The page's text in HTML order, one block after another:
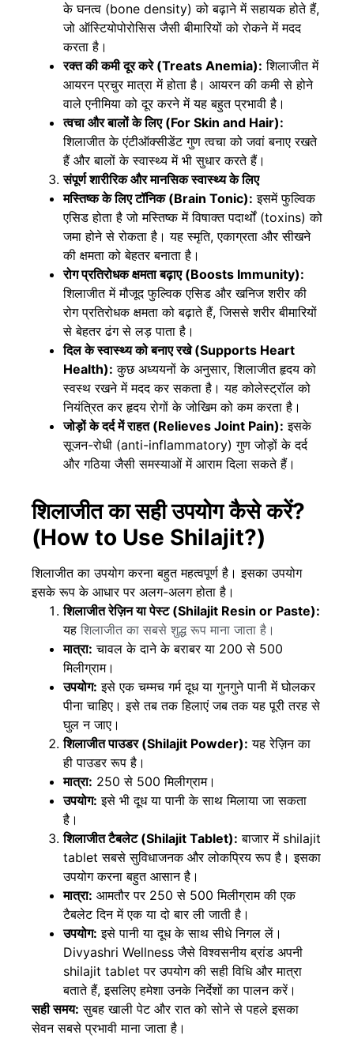
के घनत्व (bone density) को बढ़ाने में सहायक होते हैं,
जो ऑस्टियोपोरोसिस जैसी बीमारियों को रोकने में मदद
करता है।
रक्त की कमी दूर करे (Treats Anemia): शिलाजीत में
आयरन प्रचुर मात्रा में होता है। आयरन की कमी से होने
वाले एनीमिया को दूर करने में यह बहुत प्रभावी है।
त्वचा और बालों के लिए (For Skin and Hair):
शिलाजीत के एंटीऑक्सीडेंट गुण त्वचा को जवां बनाए रखते
हैं और बालों के स्वास्थ्य में भी सुधार करते हैं।
संपूर्ण शारीरिक और मानसिक स्वास्थ्य के लिए
मस्तिष्क के लिए टॉनिक (Brain Tonic): इसमें फुल्विक
एसिड होता है जो मस्तिष्क में विषाक्त पदार्थों (toxins) को
जमा होने से रोकता है। यह स्मृति, एकाग्रता और सीखने
की क्षमता को बेहतर बनाता है।
रोग प्रतिरोधक क्षमता बढ़ाए (Boosts Immunity):
शिलाजीत में मौजूद फुल्विक एसिड और खनिज शरीर की
रोग प्रतिरोधक क्षमता को बढ़ाते हैं, जिससे शरीर बीमारियों
से बेहतर ढंग से लड़ पाता है।
दिल के स्वास्थ्य को बनाए रखे (Supports Heart
Health): कुछ अध्ययनों के अनुसार, शिलाजीत हृदय को
स्वस्थ रखने में मदद कर सकता है। यह कोलेस्ट्रॉल को
नियंत्रित कर हृदय रोगों के जोखिम को कम करता है।
जोड़ों के दर्द में राहत (Relieves Joint Pain): इसके
सूजन-रोधी (anti-inflammatory) गुण जोड़ों के दर्द
और गठिया जैसी समस्याओं में आराम दिला सकते हैं।
शिलाजीत का सही उपयोग कैसे करें?
(How to Use Shilajit?)
शिलाजीत का उपयोग करना बहुत महत्वपूर्ण है। इसका उपयोग
इसके रूप के आधार पर अलग-अलग होता है।
शिलाजीत रेज़िन या पेस्ट (Shilajit Resin or Paste):
यह शिलाजीत का सबसे शुद्ध रूप माना जाता है।
मात्रा: चावल के दाने के बराबर या 200 से 500
मिलीग्राम।
उपयोग: इसे एक चम्मच गर्म दूध या गुनगुने पानी में घोलकर
पीना चाहिए। इसे तब तक हिलाएं जब तक यह पूरी तरह से
घुल न जाए।
शिलाजीत पाउडर (Shilajit Powder): यह रेज़िन का
ही पाउडर रूप है।
मात्रा: 250 से 500 मिलीग्राम।
उपयोग: इसे भी दूध या पानी के साथ मिलाया जा सकता
है।
शिलाजीत टैबलेट (Shilajit Tablet): बाजार में shilajit
tablet सबसे सुविधाजनक और लोकप्रिय रूप है। इसका
उपयोग करना बहुत आसान है।
मात्रा: आमतौर पर 250 से 500 मिलीग्राम की एक
टैबलेट दिन में एक या दो बार ली जाती है।
उपयोग: इसे पानी या दूध के साथ सीधे निगल लें।
Divyashri Wellness जैसे विश्वसनीय ब्रांड अपनी
shilajit tablet पर उपयोग की सही विधि और मात्रा
बताते हैं, इसलिए हमेशा उनके निर्देशों का पालन करें।
सही समय: सुबह खाली पेट और रात को सोने से पहले इसका
सेवन सबसे प्रभावी माना जाता है।